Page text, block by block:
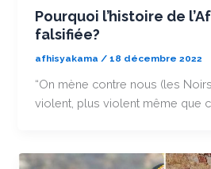
Pourquoi l’histoire de
falsifiée?
afhisyakama/18 décembre 2022
“On mène contre nous (les
violent, plus violent même que